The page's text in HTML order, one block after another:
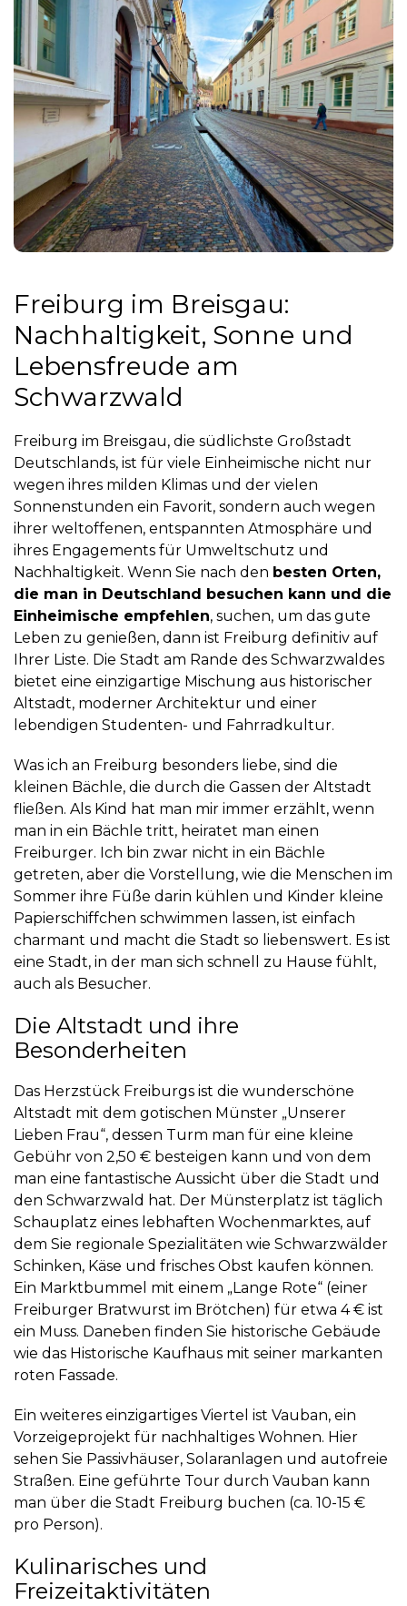
Freiburg im Breisgau:
Nachhaltigkeit, Sonne und
Lebensfreude am
Schwarzwald
Freiburg im Breisgau, die südlichste Großstadt
Deutschlands, ist für viele Einheimische nicht nur
wegen ihres milden Klimas und der vielen
Sonnenstunden ein Favorit, sondern auch wegen
ihrer weltoffenen, entspannten Atmosphäre und
ihres Engagements für Umweltschutz und
Nachhaltigkeit. Wenn Sie nach den besten Orten,
die man in Deutschland besuchen kann und die
Einheimische empfehlen, suchen, um das gute
Leben zu genießen, dann ist Freiburg definitiv auf
Ihrer Liste. Die Stadt am Rande des Schwarzwaldes
bietet eine einzigartige Mischung aus historischer
Altstadt, moderner Architektur und einer
lebendigen Studenten- und Fahrradkultur.
Was ich an Freiburg besonders liebe, sind die
kleinen Bächle, die durch die Gassen der Altstadt
fließen. Als Kind hat man mir immer erzählt, wenn
man in ein Bächle tritt, heiratet man einen
Freiburger. Ich bin zwar nicht in ein Bächle
getreten, aber die Vorstellung, wie die Menschen im
Sommer ihre Füße darin kühlen und Kinder kleine
Papierschiffchen schwimmen lassen, ist einfach
charmant und macht die Stadt so liebenswert. Es ist
eine Stadt, in der man sich schnell zu Hause fühlt,
auch als Besucher.
Die Altstadt und ihre
Besonderheiten
Das Herzstück Freiburgs ist die wunderschöne
Altstadt mit dem gotischen Münster „Unserer
Lieben Frau“, dessen Turm man für eine kleine
Gebühr von 2,50 € besteigen kann und von dem
man eine fantastische Aussicht über die Stadt und
den Schwarzwald hat. Der Münsterplatz ist täglich
Schauplatz eines lebhaften Wochenmarktes, auf
dem Sie regionale Spezialitäten wie Schwarzwälder
Schinken, Käse und frisches Obst kaufen können.
Ein Marktbummel mit einem „Lange Rote“ (einer
Freiburger Bratwurst im Brötchen) für etwa 4 € ist
ein Muss. Daneben finden Sie historische Gebäude
wie das Historische Kaufhaus mit seiner markanten
roten Fassade.
Ein weiteres einzigartiges Viertel ist Vauban, ein
Vorzeigeprojekt für nachhaltiges Wohnen. Hier
sehen Sie Passivhäuser, Solaranlagen und autofreie
Straßen. Eine geführte Tour durch Vauban kann
man über die Stadt Freiburg buchen (ca. 10-15 €
pro Person).
Kulinarisches und
Freizeitaktivitäten